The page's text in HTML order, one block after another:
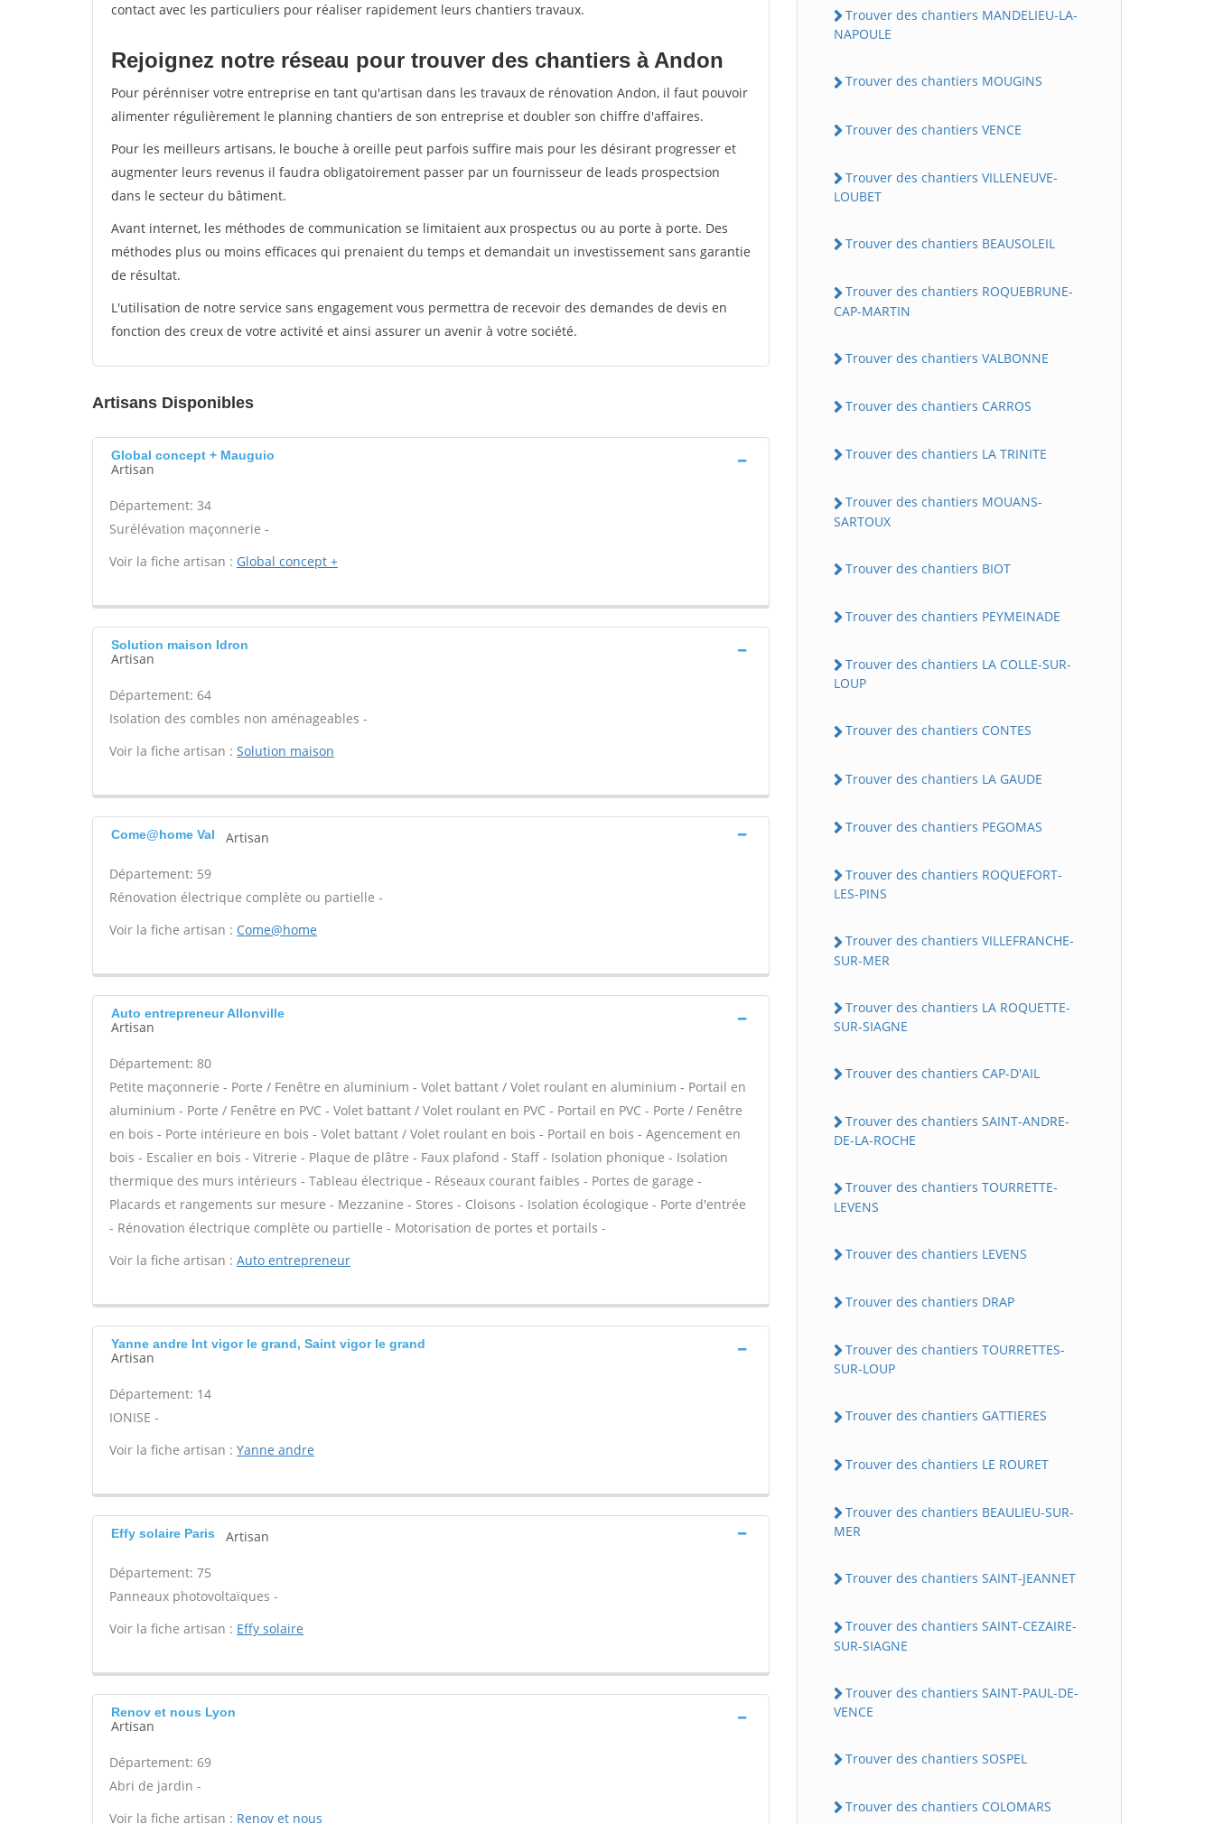
contact avec les particuliers pour réaliser rapidement leurs chantiers travaux.
Rejoignez notre réseau pour trouver des chantiers à Andon
Pour pérénniser votre entreprise en tant qu'artisan dans les travaux de rénovation Andon, il faut pouvoir
alimenter régulièrement le planning chantiers de son entreprise et doubler son chiffre d'affaires.
Pour les meilleurs artisans, le bouche à oreille peut parfois suffire mais pour les désirant progresser et
augmenter leurs revenus il faudra obligatoirement passer par un fournisseur de leads prospectsion
dans le secteur du bâtiment.
Avant internet, les méthodes de communication se limitaient aux prospectus ou au porte à porte. Des
méthodes plus ou moins efficaces qui prenaient du temps et demandait un investissement sans garantie
de résultat.
L'utilisation de notre service sans engagement vous permettra de recevoir des demandes de devis en
fonction des creux de votre activité et ainsi assurer un avenir à votre société.
Artisans Disponibles
Global concept + Mauguio
Artisan
Département: 34
Surélévation maçonnerie -
Voir la fiche artisan : Global concept +
Solution maison Idron
Artisan
Département: 64
Isolation des combles non aménageables -
Voir la fiche artisan : Solution maison
Come@home Val Artisan
Département: 59
Rénovation électrique complète ou partielle -
Voir la fiche artisan : Come@home
Auto entrepreneur Allonville
Artisan
Département: 80
Petite maçonnerie - Porte / Fenêtre en aluminium - Volet battant / Volet roulant en aluminium - Portail en
aluminium - Porte / Fenêtre en PVC - Volet battant / Volet roulant en PVC - Portail en PVC - Porte / Fenêtre
en bois - Porte intérieure en bois - Volet battant / Volet roulant en bois - Portail en bois - Agencement en
bois - Escalier en bois - Vitrerie - Plaque de plâtre - Faux plafond - Staff - Isolation phonique - Isolation
thermique des murs intérieurs - Tableau électrique - Réseaux courant faibles - Portes de garage -
Placards et rangements sur mesure - Mezzanine - Stores - Cloisons - Isolation écologique - Porte d'entrée
- Rénovation électrique complète ou partielle - Motorisation de portes et portails -
Voir la fiche artisan : Auto entrepreneur
Yanne andre Int vigor le grand, Saint vigor le grand
Artisan
Département: 14
IONISE -
Voir la fiche artisan : Yanne andre
Effy solaire Paris Artisan
Département: 75
Panneaux photovoltaïques -
Voir la fiche artisan : Effy solaire
Renov et nous Lyon
Artisan
Département: 69
Abri de jardin -
Voir la fiche artisan : Renov et nous
Trouver des chantiers MANDELIEU-LA-
NAPOULE
Trouver des chantiers MOUGINS
Trouver des chantiers VENCE
Trouver des chantiers VILLENEUVE-
LOUBET
Trouver des chantiers BEAUSOLEIL
Trouver des chantiers ROQUEBRUNE-
CAP-MARTIN
Trouver des chantiers VALBONNE
Trouver des chantiers CARROS
Trouver des chantiers LA TRINITE
Trouver des chantiers MOUANS-
SARTOUX
Trouver des chantiers BIOT
Trouver des chantiers PEYMEINADE
Trouver des chantiers LA COLLE-SUR-
LOUP
Trouver des chantiers CONTES
Trouver des chantiers LA GAUDE
Trouver des chantiers PEGOMAS
Trouver des chantiers ROQUEFORT-
LES-PINS
Trouver des chantiers VILLEFRANCHE-
SUR-MER
Trouver des chantiers LA ROQUETTE-
SUR-SIAGNE
Trouver des chantiers CAP-D'AIL
Trouver des chantiers SAINT-ANDRE-
DE-LA-ROCHE
Trouver des chantiers TOURRETTE-
LEVENS
Trouver des chantiers LEVENS
Trouver des chantiers DRAP
Trouver des chantiers TOURRETTES-
SUR-LOUP
Trouver des chantiers GATTIERES
Trouver des chantiers LE ROURET
Trouver des chantiers BEAULIEU-SUR-
MER
Trouver des chantiers SAINT-JEANNET
Trouver des chantiers SAINT-CEZAIRE-
SUR-SIAGNE
Trouver des chantiers SAINT-PAUL-DE-
VENCE
Trouver des chantiers SOSPEL
Trouver des chantiers COLOMARS